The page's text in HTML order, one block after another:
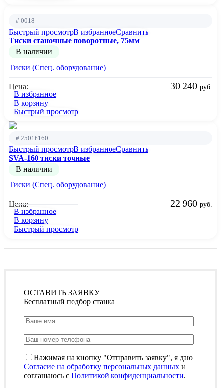
# 0018
Быстрый просмотрВ избранноеСравнить
Тиски станочные поворотные, 75мм
В наличии
Тиски (Спец. оборудование)
Цена: 30 240 руб.
В избранное
В корзину
Быстрый просмотр
# 25016160
Быстрый просмотрВ избранноеСравнить
SVA-160 тиски точные
В наличии
Тиски (Спец. оборудование)
Цена: 22 960 руб.
В избранное
В корзину
Быстрый просмотр
ОСТАВИТЬ ЗАЯВКУ
Бесплатный подбор станка
Нажимая на кнопку "Отправить заявку", я даю
Согласие на обработку персональных данных и
соглашаюсь с Политикой конфиденциальности.